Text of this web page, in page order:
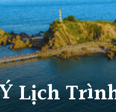
Lịch